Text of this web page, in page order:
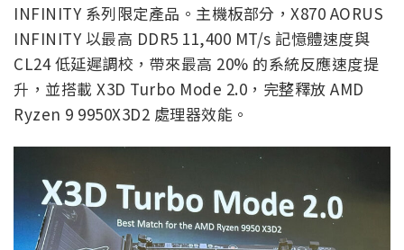
INFINITY 系列限定產品。主機板部分，X870 AORUS
INFINITY 以最高 DDR5 11,400 MT/s 記憶體速度與
CL24 低延遲調校，帶來最高 20% 的系統反應速度提
升，並搭載 X3D Turbo Mode 2.0，完整釋放 AMD
Ryzen 9 9950X3D2 處理器效能。